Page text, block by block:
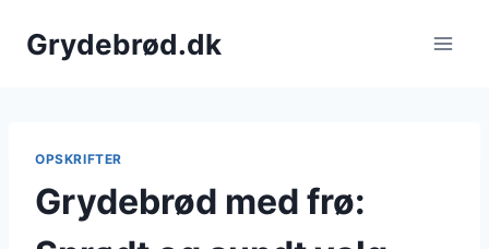
Grydebrød.dk
OPSKRIFTER
Grydebrød med frø: